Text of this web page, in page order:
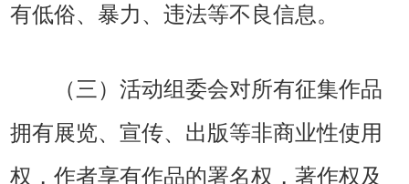
有低俗、暴力、违法等不良信息。
（三）活动组委会对所有征集作品
拥有展览、宣传、出版等非商业性使用
权，作者享有作品的署名权，著作权及